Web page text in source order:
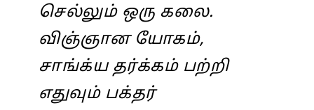
செல்லும் ஒரு கலை.
விஞ்ஞான யோகம்,
சாங்க்ய தர்க்கம் பற்றி
எதுவும் பக்தர்